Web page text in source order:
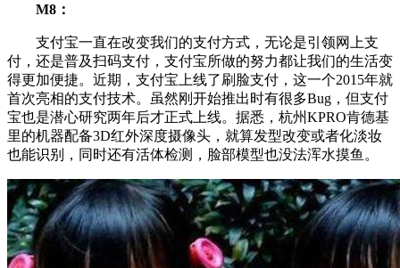
M8：
支付宝一直在改变我们的支付方式，无论是引领网上支
付，还是普及扫码支付，支付宝所做的努力都让我们的生活变
得更加便捷。近期，支付宝上线了刷脸支付，这一个2015年就
首次亮相的支付技术。虽然刚开始推出时有很多Bug，但支付
宝也是潜心研究两年后才正式上线。据悉，杭州KPRO肯德基
里的机器配备3D红外深度摄像头，就算发型改变或者化淡妆
也能识别，同时还有活体检测，脸部模型也没法浑水摸鱼。